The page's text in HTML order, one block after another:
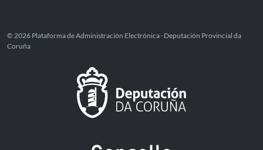
© 2026 Plataforma de Administración Electrónica · Deputación Provincial da
Coruña